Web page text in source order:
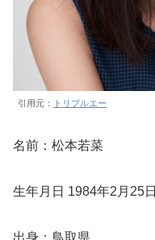
引用元： トリプルエー
名前：松本若菜
生年月日 1984年2月25日
出身：鳥取県